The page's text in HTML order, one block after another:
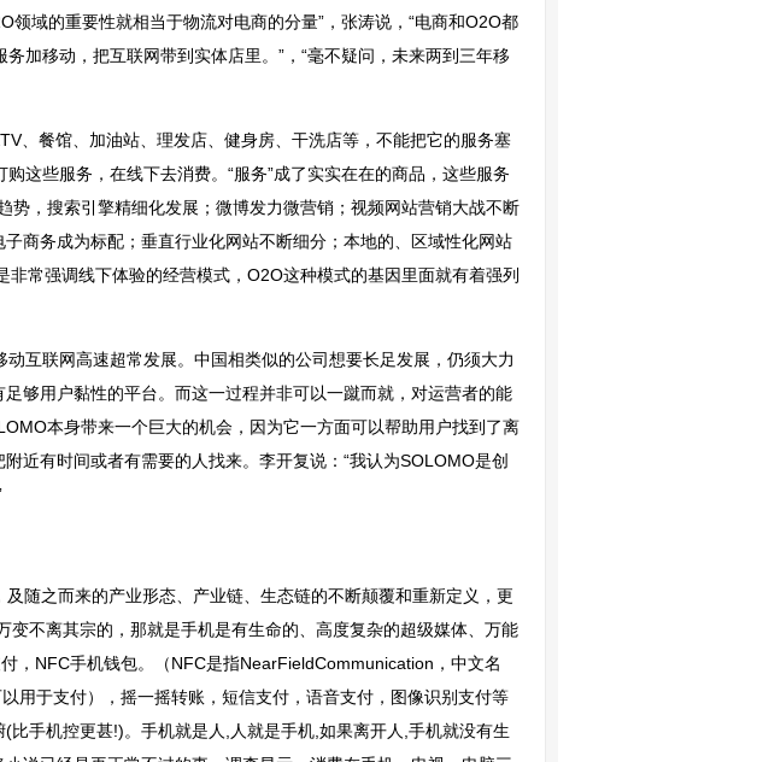
域的重要性就相当于物流对电商的分量”，张涛说，“电商和O2O都
加移动，把互联网带到实体店里。”，“毫不疑问，未来两到三年移
、餐馆、加油站、理发店、健身房、干洗店等，不能把它的服务塞
这些服务，在线下去消费。“服务”成了实实在在的商品，这些服务
势，搜索引擎精细化发展；微博发力微营销；视频网站营销大战不断
商务成为标配；垂直行业化网站不断细分；本地的、区域性化网站
常强调线下体验的经营模式，O2O这种模式的基因里面就有着强列
互联网高速超常发展。中国相类似的公司想要长足发展，仍须大力
够用户黏性的平台。而这一过程并非可以一蹴而就，对运营者的能
本身带来一个巨大的机会，因为它一方面可以帮助用户找到了离
近有时间或者有需要的人找来。李开复说：“我认为SOLOMO是创
随之而来的产业形态、产业链、生态链的不断颠覆和重新定义，更
不离其宗的，那就是手机是有生命的、高度复杂的超级媒体、万能
，NFC手机钱包。（NFC是指NearFieldCommunication，中文名
用于支付），摇一摇转账，短信支付，语音支付，图像识别支付等
手机控更甚!)。手机就是人,人就是手机,如果离开人,手机就没有生